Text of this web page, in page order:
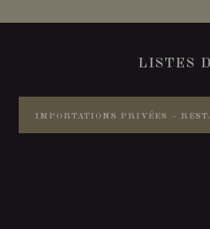
LISTES
IMPORTATIONS PRIVÉES –